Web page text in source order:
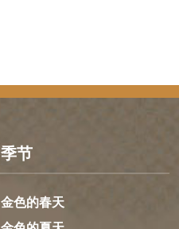
季节
金色的春天